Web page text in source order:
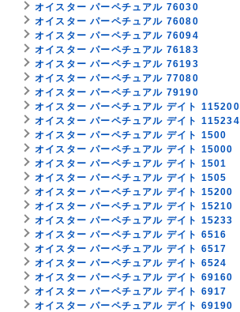
オイスター パーペチュアル 76030
オイスター パーペチュアル 76080
オイスター パーペチュアル 76094
オイスター パーペチュアル 76183
オイスター パーペチュアル 76193
オイスター パーペチュアル 77080
オイスター パーペチュアル 79190
オイスター パーペチュアル デイト 115200
オイスター パーペチュアル デイト 115234
オイスター パーペチュアル デイト 1500
オイスター パーペチュアル デイト 15000
オイスター パーペチュアル デイト 1501
オイスター パーペチュアル デイト 1505
オイスター パーペチュアル デイト 15200
オイスター パーペチュアル デイト 15210
オイスター パーペチュアル デイト 15233
オイスター パーペチュアル デイト 6516
オイスター パーペチュアル デイト 6517
オイスター パーペチュアル デイト 6524
オイスター パーペチュアル デイト 69160
オイスター パーペチュアル デイト 6917
オイスター パーペチュアル デイト 69190